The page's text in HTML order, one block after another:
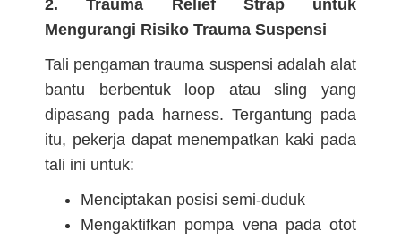
2. Trauma Relief Strap untuk
Mengurangi Risiko Trauma Suspensi
Tali pengaman trauma suspensi adalah alat
bantu berbentuk loop atau sling yang
dipasang pada harness. Tergantung pada
itu, pekerja dapat menempatkan kaki pada
tali ini untuk:
Menciptakan posisi semi-duduk
Mengaktifkan pompa vena pada otot